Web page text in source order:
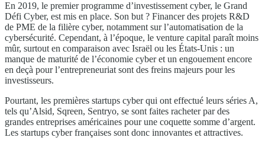
En 2019, le premier programme d’investissement cyber, le Grand
Défi Cyber, est mis en place. Son but ? Financer des projets R&D
de PME de la filière cyber, notamment sur l’automatisation de la
cybersécurité. Cependant, à l’époque, le venture capital paraît moins
mûr, surtout en comparaison avec Israël ou les États-Unis : un
manque de maturité de l’économie cyber et un engouement encore
en deçà pour l’entrepreneuriat sont des freins majeurs pour les
investisseurs.
Pourtant, les premières startups cyber qui ont effectué leurs séries A,
tels qu’Alsid, Sqreen, Sentryo, se sont faites racheter par des
grandes entreprises américaines pour une coquette somme d’argent.
Les startups cyber françaises sont donc innovantes et attractives.